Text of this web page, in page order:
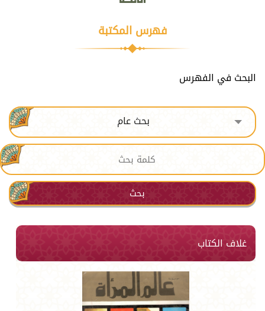
فهرس المكتبة
البحث في الفهرس
بحث عام
بحث
غلاف الكتاب